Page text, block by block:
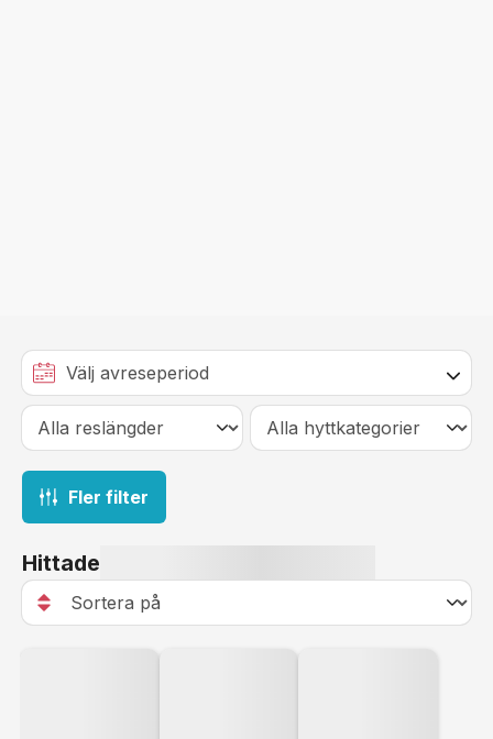
Fler filter
Hittade